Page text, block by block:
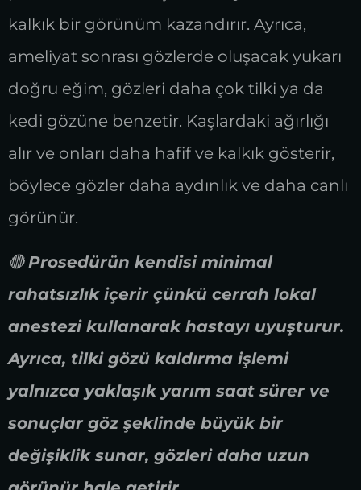
kalkık bir görünüm kazandırır. Ayrıca,
ameliyat sonrası gözlerde oluşacak yukarı
doğru eğim, gözleri daha çok tilki ya da
kedi gözüne benzetir. Kaşlardaki ağırlığı
alır ve onları daha hafif ve kalkık gösterir,
böylece gözler daha aydınlık ve daha canlı
görünür.
🔴 Prosedürün kendisi minimal
rahatsızlık içerir çünkü cerrah lokal
anestezi kullanarak hastayı uyuşturur.
Ayrıca, tilki gözü kaldırma işlemi
yalnızca yaklaşık yarım saat sürer ve
sonuçlar göz şeklinde büyük bir
değişiklik sunar, gözleri daha uzun